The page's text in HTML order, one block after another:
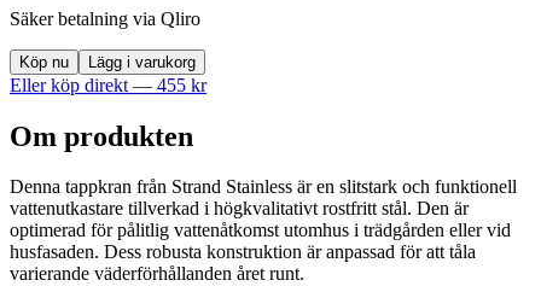
Säker betalning via Qliro
Köp nu Lägg i varukorg
Eller köp direkt — 455 kr
Om produkten
Denna tappkran från Strand Stainless är en slitstark och funktionell
vattenutkastare tillverkad i högkvalitativt rostfritt stål. Den är
optimerad för pålitlig vattenåtkomst utomhus i trädgården eller vid
husfasaden. Dess robusta konstruktion är anpassad för att tåla
varierande väderförhållanden året runt.